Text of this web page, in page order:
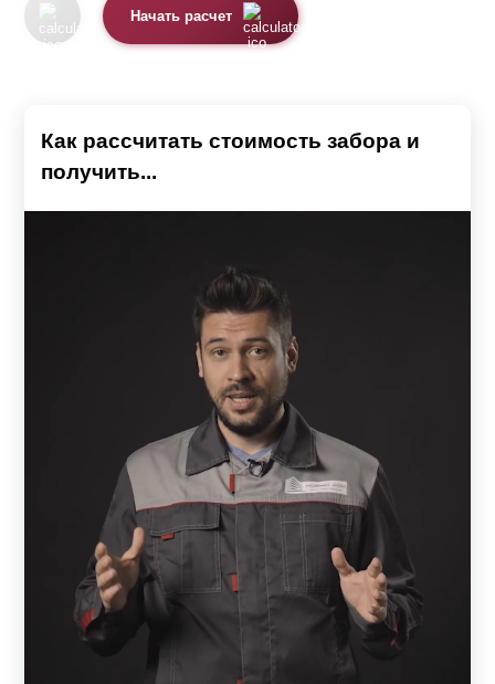
Начать расчет
Как рассчитать стоимость забора и
получить...